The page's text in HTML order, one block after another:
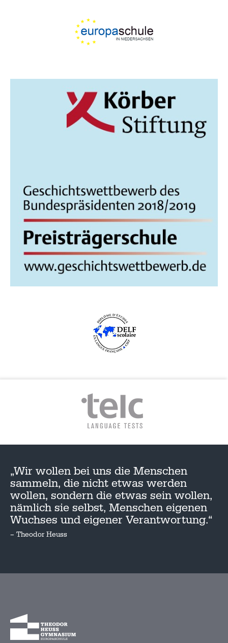
„Wir wollen bei uns die Menschen
sammeln, die nicht etwas werden
wollen, sondern die etwas sein wollen,
nämlich sie selbst, Menschen eigenen
Wuchses und eigener Verantwortung.“
– Theodor Heuss